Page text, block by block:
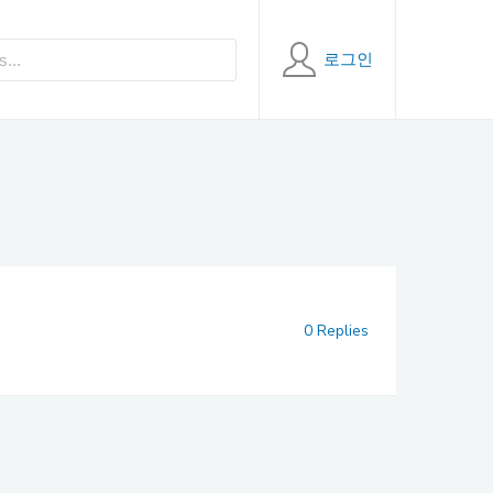
로그인
0 Replies